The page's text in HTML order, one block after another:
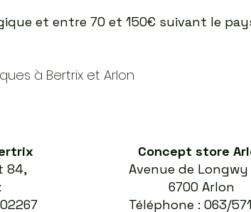
et entre 70 et 150€ suivant le
à Bertrix et Arlon
84,
Concept store
Avenue de Longwy
6700 Arlon
Téléphone : 063/